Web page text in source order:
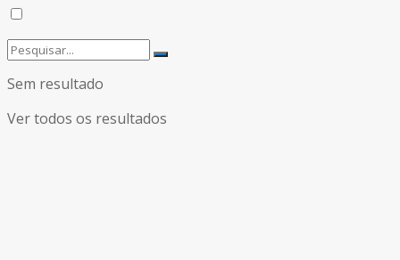
Sem resultado
Ver todos os resultados